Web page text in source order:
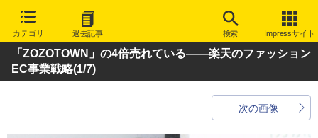
カテゴリ 過去記事 検索 Impressサイト
「ZOZOTOWN」の4倍売れている――楽天のファッション
EC事業戦略(1/7)
次の画像